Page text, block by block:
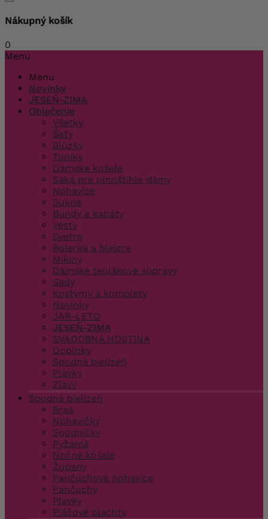
Nákupný košík
0
Menu
Menu
Novinky
JESEŇ-ZIMA
Oblečenie
Všetky
Šaty
Blúzky
Tuniky
Dámske košele
Saká pre plnoštíhle dámy
Nohavice
Sukne
Bundy a kabáty
Vesty
Svetre
Bolerka a blejzre
Mikiny
Dámske teplákové súpravy
Sady
Kostýmy a komplety
Novinky
JAR-LETO
JESEŇ-ZIMA
SVADOBNÁ HOSTINA
Doplnky
Spodná bielizeň
Plavky
Zľavy
Spodná bielizeň
Bras
Nohavičky
Spodničky
Pyžamá
Nočné košele
Župany
Pančuchové nohavice
Pančuchy
Plavky
Plážové plachty